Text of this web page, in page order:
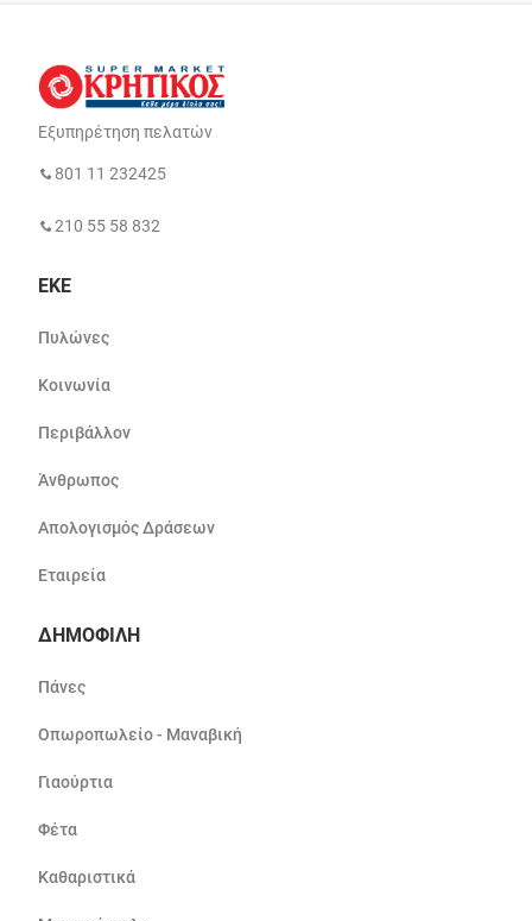
Εξυπηρέτηση πελατών
801 11 232425
210 55 58 832
ΕΚΕ
Πυλώνες
Κοινωνία
Περιβάλλον
Άνθρωπος
Απολογισμός Δράσεων
Εταιρεία
ΔΗΜΟΦΙΛΗ
Πάνες
Οπωροπωλείο - Μαναβική
Γιαούρτια
Φέτα
Καθαριστικά